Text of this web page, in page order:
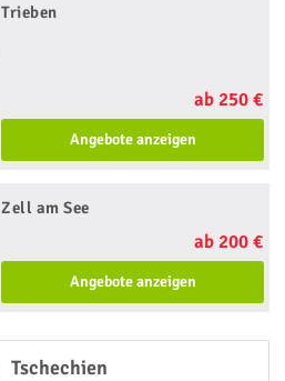
Trieben
ab 250 €
Angebote anzeigen
Zell am See
ab 200 €
Angebote anzeigen
Tschechien